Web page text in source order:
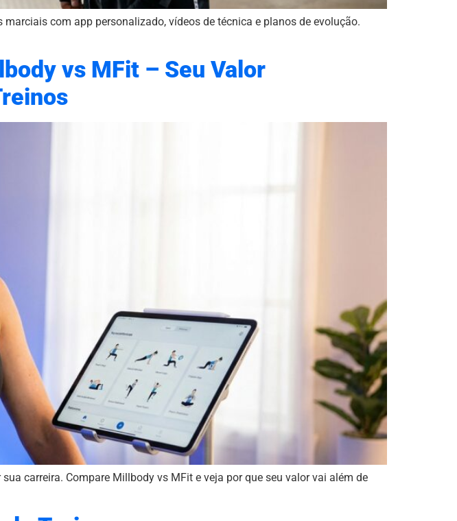
com app personalizado, vídeos de técnica e planos de evolução.
vs MFit – Seu Valor
carreira. Compare Millbody vs MFit e veja por que seu valor vai além de